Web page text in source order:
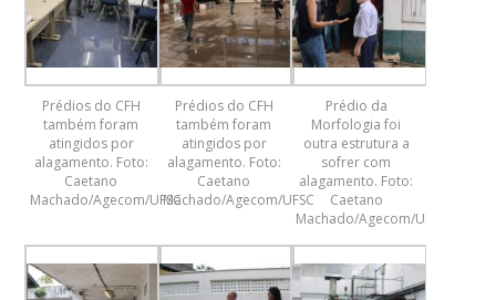
Prédios do CFH
também foram
atingidos por
alagamento. Foto:
Caetano
Machado/Agecom/UFSC
Prédios do CFH
também foram
atingidos por
alagamento. Foto:
Caetano
Machado/Agecom/UFSC
Prédio da
Morfologia foi
outra estrutura a
sofrer com
alagamento. Foto:
Caetano
Machado/Agecom/UFSC